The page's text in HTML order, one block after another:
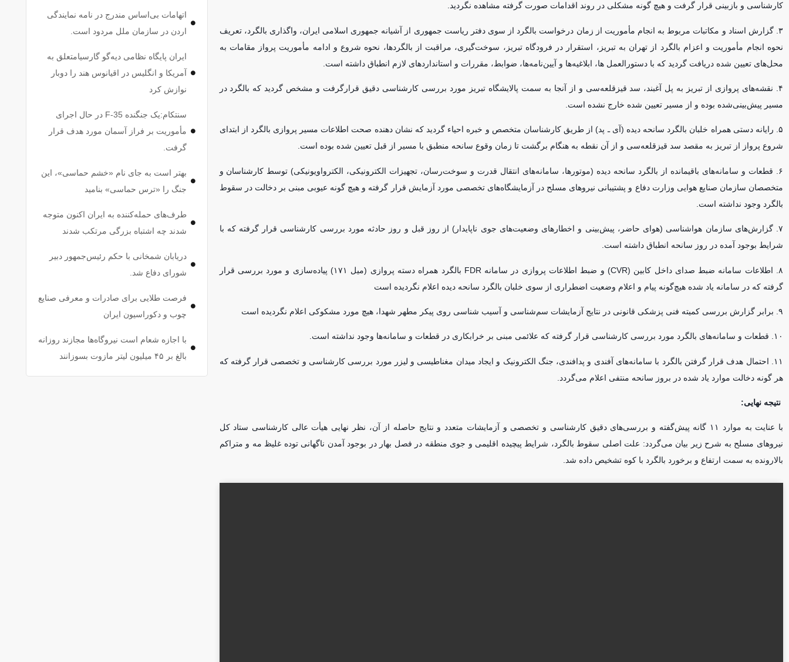
کارشناسی و بازبینی قرار گرفت و هیچ گونه مشکلی در روند اقدامات صورت گرفته مشاهده نگردید.
۳. گزارش اسناد و مکاتبات مربوط به انجام مأموریت از زمان درخواست بالگرد از سوی دفتر ریاست جمهوری از آشیانه جمهوری اسلامی ایران، واگذاری بالگرد، تعریف
نحوه انجام مأموریت و اعزام بالگرد از تهران به تبریز، استقرار در فرودگاه تبریز، سوخت‌‎گیری، مراقبت از بالگردها، نحوه شروع و ادامه مأموریت پرواز مقامات به
محل‌های تعیین شده دریافت گردید که با دستورالعمل ها، ابلاغیه‌ها و آیین‌نامه‌ها، ضوابط، مقررات و استاندارد‌های لازم انطباق داشته است.
۴. نقشه‌های پروازی از تبریز به پل آغبند، سد قیزقلعه‌سی و از آنجا به سمت پالایشگاه تبریز مورد بررسی کارشناسی دقیق قرارگرفت و مشخص گردید که بالگرد در
مسیر پیش‌بینی‌شده بوده و از مسیر تعیین شده خارج نشده است.
۵. رایانه دستی همراه خلبان بالگرد سانحه دیده (آی ـ پد) از طریق کارشناسان متخصص و خبره احیاء گردید که نشان دهنده صحت اطلاعات مسیر پروازی بالگرد از ابتدای
شروع پرواز از تبریز به مقصد سد قیزقلعه‌سی و از آن نقطه به هنگام برگشت تا زمان وقوع سانحه منطبق با مسیر از قبل تعیین شده بوده است.
۶. قطعات و سامانه‌های باقیمانده از بالگرد سانحه دیده (موتورها، سامانه‌های انتقال قدرت و سوخت‌رسان، تجهیزات الکترونیکی، الکترواویونیکی) توسط کارشناسان و
متخصصان سازمان صنایع هوایی وزارت دفاع و پشتیبانی نیرو‌های مسلح در آزمایشگاه‌های تخصصی مورد آزمایش قرار گرفته و هیچ گونه عیوبی مبنی بر دخالت در سقوط
بالگرد وجود نداشته است.
۷. گزارش‌های سازمان هواشناسی (هوای حاضر، پیش‌بینی و اخطار‌های وضعیت‌های جوی ناپایدار) از روز قبل و روز حادثه مورد بررسی کارشناسی قرار گرفته که با
شرایط بوجود آمده در روز سانحه انطباق داشته است.
۸. اطلاعات سامانه ضبط صدای داخل کابین (CVR) و ضبط اطلاعات پروازی در سامانه FDR بالگرد همراه دسته پروازی (میل ۱۷۱) پیاده‌سازی و مورد بررسی قرار
گرفته که در سامانه یاد شده هیچ‌گونه پیام و اعلام وضعیت اضطراری از سوی خلبان بالگرد سانحه دیده اعلام نگردیده است
۹. برابر گزارش بررسی کمیته فنی پزشکی قانونی در نتایج آزمایشات سم‌شناسی و آسیب شناسی روی پیکر مطهر شهدا، هیچ مورد مشکوکی اعلام نگردیده است
۱۰. قطعات و سامانه‌های بالگرد مورد بررسی کارشناسی قرار گرفته که علائمی مبنی بر خرابکاری در قطعات و سامانه‌ها وجود نداشته است.
۱۱. احتمال هدف قرار گرفتن بالگرد با سامانه‌های آفندی و پدافندی، جنگ الکترونیک و ایجاد میدان مغناطیسی و لیزر مورد بررسی کارشناسی و تخصصی قرار گرفته که
هر گونه دخالت موارد یاد شده در بروز سانحه منتفی اعلام می‌گردد.
نتیجه نهایی:
با عنایت به موارد ۱۱ گانه پیش‌گفته و بررسی‌های دقیق کارشناسی و تخصصی و آزمایشات متعدد و نتایج حاصله از آن، نظر نهایی هیأت عالی کارشناسی ستاد کل
نیرو‌های مسلح به شرح زیر بیان می‌گردد: علت اصلی سقوط بالگرد، شرایط پیچیده اقلیمی و جوی منطقه در فصل بهار در بوجود آمدن ناگهانی توده غلیظ مه و متراکم
بالارونده به سمت ارتفاع و برخورد بالگرد با کوه تشخیص داده شد.
اتهامات بی‌اساس مندرج در نامه نمایندگی
اردن در سازمان ملل مردود است.
ایران پایگاه نظامی دیه‌گو گارسیامتعلق به
آمریکا و انگلیس در اقیانوس هند را دوبار
نوازش کرد
سنتکام:یک جنگنده F-35 در حال اجرای
مأموریت بر فراز آسمان مورد هدف قرار
گرفت.
بهتر است به جای نام «خشم حماسی»، این
جنگ را «ترس حماسی» بنامید
طرف‌های حمله‌کننده به ایران اکنون متوجه
شدند چه اشتباه بزرگی مرتکب شدند
دریابان شمخانی با حکم رئیس‌جمهور دبیر
شورای دفاع شد.
فرصت طلایی برای صادرات و معرفی صنایع
چوب و دکوراسیون ایران
با اجازه شعام است نیروگاه‌ها مجازند روزانه
بالغ بر ۴۵ میلیون لیتر مازوت بسوزانند